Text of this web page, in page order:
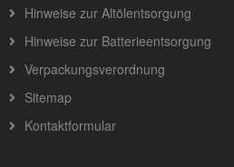
Hinweise zur Altölentsorgung
Hinweise zur Batterieentsorgung
Verpackungsverordnung
Sitemap
Kontaktformular